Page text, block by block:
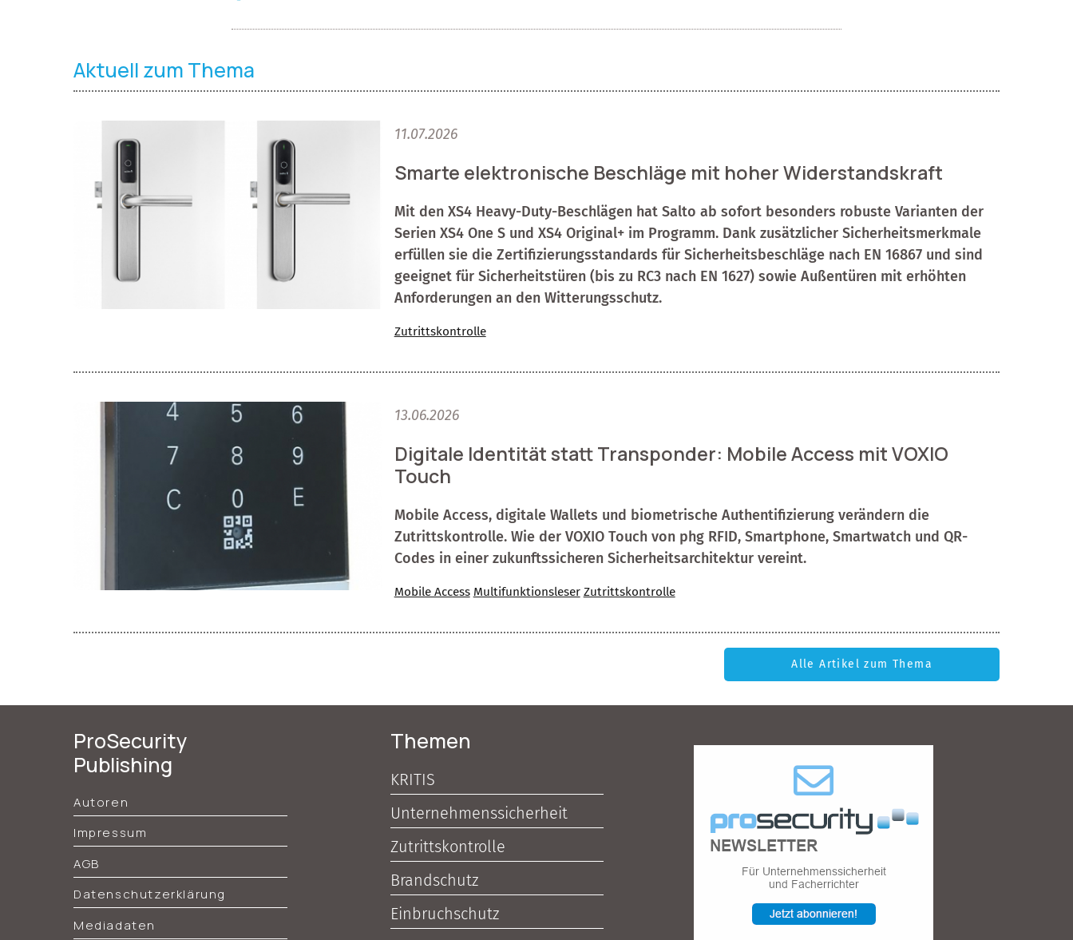
Aktuell zum Thema
11.07.2026
Smarte elektronische Beschläge mit hoher Widerstandskraft
Mit den XS4 Heavy-Duty-Beschlägen hat Salto ab sofort besonders robuste Varianten der
Serien XS4 One S und XS4 Original+ im Programm. Dank zusätzlicher Sicherheitsmerkmale
erfüllen sie die Zertifizierungsstandards für Sicherheitsbeschläge nach EN 16867 und sind
geeignet für Sicherheitstüren (bis zu RC3 nach EN 1627) sowie Außentüren mit erhöhten
Anforderungen an den Witterungsschutz.
Zutrittskontrolle
13.06.2026
Digitale Identität statt Transponder: Mobile Access mit VOXIO
Touch
Mobile Access, digitale Wallets und biometrische Authentifizierung verändern die
Zutrittskontrolle. Wie der VOXIO Touch von phg RFID, Smartphone, Smartwatch und QR-
Codes in einer zukunftssicheren Sicherheitsarchitektur vereint.
Mobile Access Multifunktionsleser Zutrittskontrolle
Alle Artikel zum Thema
ProSecurity
Publishing
Autoren
Impressum
AGB
Datenschutzerklärung
Mediadaten
Themen
KRITIS
Unternehmenssicherheit
Zutrittskontrolle
Brandschutz
Einbruchschutz